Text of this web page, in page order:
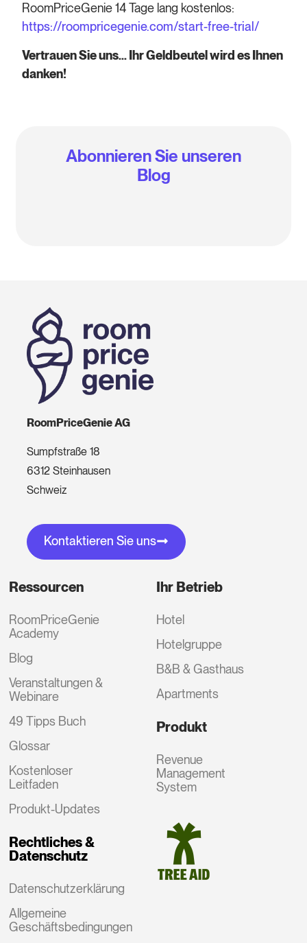
RoomPriceGenie 14 Tage lang kostenlos:
https://roompricegenie.com/start-free-trial/
Vertrauen Sie uns... Ihr Geldbeutel wird es Ihnen
danken!
Abonnieren Sie unseren
Blog
RoomPriceGenie AG
Sumpfstraße 18
6312 Steinhausen
Schweiz
Kontaktieren Sie uns
Ressourcen
RoomPriceGenie
Academy
Blog
Veranstaltungen &
Webinare
49 Tipps Buch
Glossar
Kostenloser
Leitfaden
Produkt-Updates
Rechtliches &
Datenschutz
Datenschutzerklärung
Allgemeine
Geschäftsbedingungen
Ihr Betrieb
Hotel
Hotelgruppe
B&B & Gasthaus
Apartments
Produkt
Revenue
Management
System